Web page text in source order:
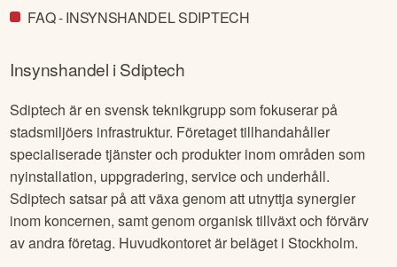
FAQ - INSYNSHANDEL SDIPTECH
Insynshandel iSdiptech
Sdiptech är en svensk teknikgrupp som fokuserar på
stadsmiljöers infrastruktur. Företaget tillhandahåller
specialiserade tjänster och produkter inom områden som
nyinstallation, uppgradering, service och underhåll.
Sdiptech satsar på att växa genom att utnyttja synergier
inom koncernen, samt genom organisk tillväxt och förvärv
av andra företag. Huvudkontoret är beläget i Stockholm.